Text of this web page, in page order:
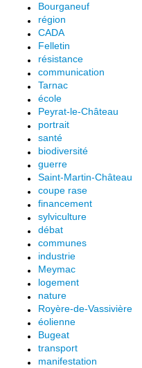
Bourganeuf
région
CADA
Felletin
résistance
communication
Tarnac
école
Peyrat-le-Château
portrait
santé
biodiversité
guerre
Saint-Martin-Château
coupe rase
financement
sylviculture
débat
communes
industrie
Meymac
logement
nature
Royère-de-Vassivière
éolienne
Bugeat
transport
manifestation